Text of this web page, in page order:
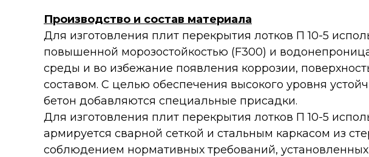
Производство и состав материала
Для изготовления плит перекрытия лотков П 10-5
повышенной морозостойкостью (F300) и
среды и во избежание появления коррозии,
составом. С целью обеспечения высокого уровня
бетон добавляются специальные присадки.
Для изготовления плит перекрытия лотков П 10-5
армируется сварной сеткой и стальным каркасом из
соблюдением нормативных требований, установленных